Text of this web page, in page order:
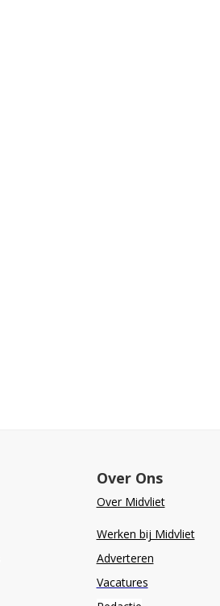
Over Ons
Over Midvliet
Werken bij Midvliet
Adverteren
Vacatures